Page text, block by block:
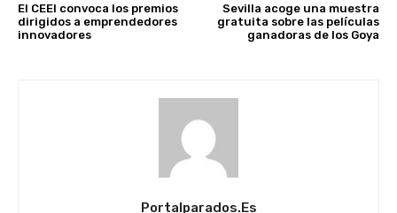
El CEEI convoca los premios
dirigidos a emprendedores
innovadores
Sevilla acoge una muestra
gratuita sobre las películas
ganadoras de los Goya
Portalparados.es